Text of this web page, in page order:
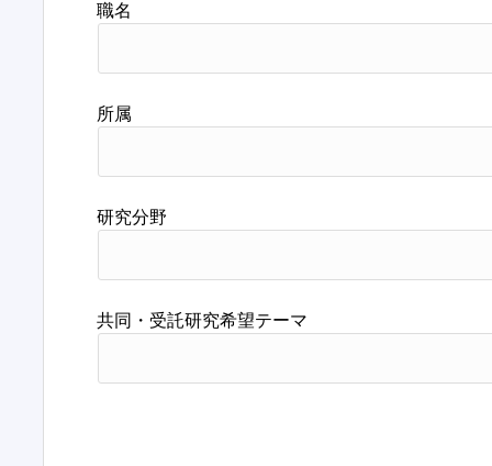
職名
所属
研究分野
共同・受託研究希望テーマ